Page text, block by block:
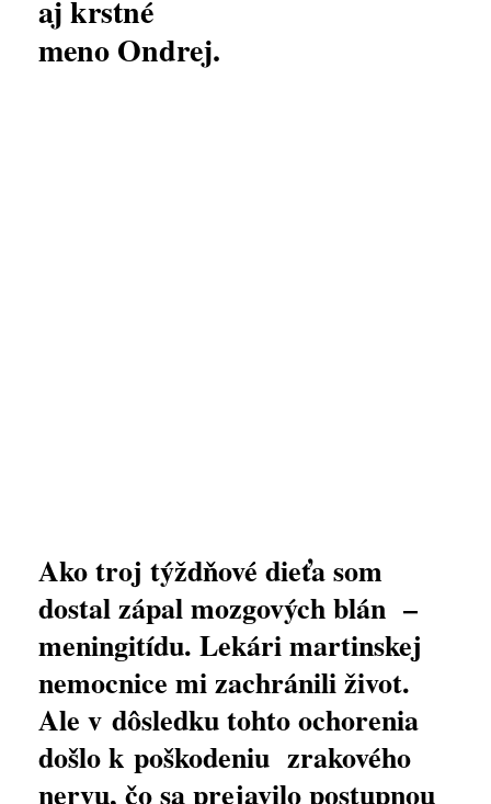
aj krstné
meno Ondrej.
Ako troj týždňové dieťa som
dostal zápal mozgových blán –
meningitídu. Lekári martinskej
nemocnice mi zachránili život.
Ale v dôsledku tohto ochorenia
došlo k poškodeniu zrakového
nervu, čo sa prejavilo postupnou